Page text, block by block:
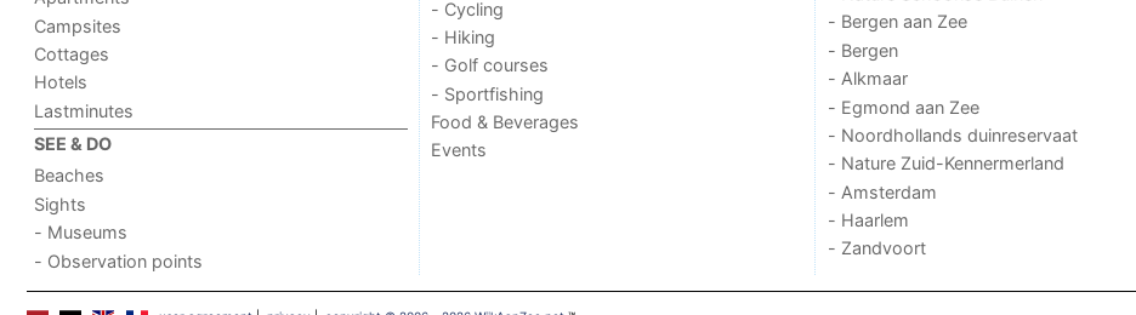
Campsites
Cottages
Hotels
Lastminutes
SEE & DO
Beaches
Sights
- Museums
- Observation points
- Cycling
- Hiking
- Golf courses
- Sportfishing
Food & Beverages
Events
- Bergen aan Zee
- Bergen
- Alkmaar
- Egmond aan Zee
- Noordhollands duinreservaat
- Nature Zuid-Kennermerland
- Amsterdam
- Haarlem
- Zandvoort